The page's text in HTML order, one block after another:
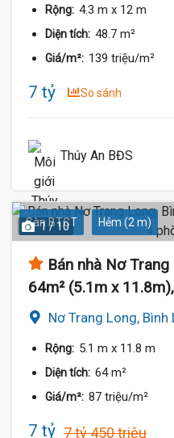
Rộng: 4.3 m x 12 m
Diện tích: 48.7 m²
Giá/m²: 139 triệu/m²
7 tỷ So sánh
Thúy An BĐS
Sàn BTCT Hẻm (2 m)
1 / 10
Bán nhà Nơ
64m² (5.1m x
Nơ Trang Long, Bình
Rộng: 5.1 m x 11.8 m
Diện tích: 64 m²
Giá/m²: 87 triệu/m²
7 tỷ 7 tỷ 450 triệu